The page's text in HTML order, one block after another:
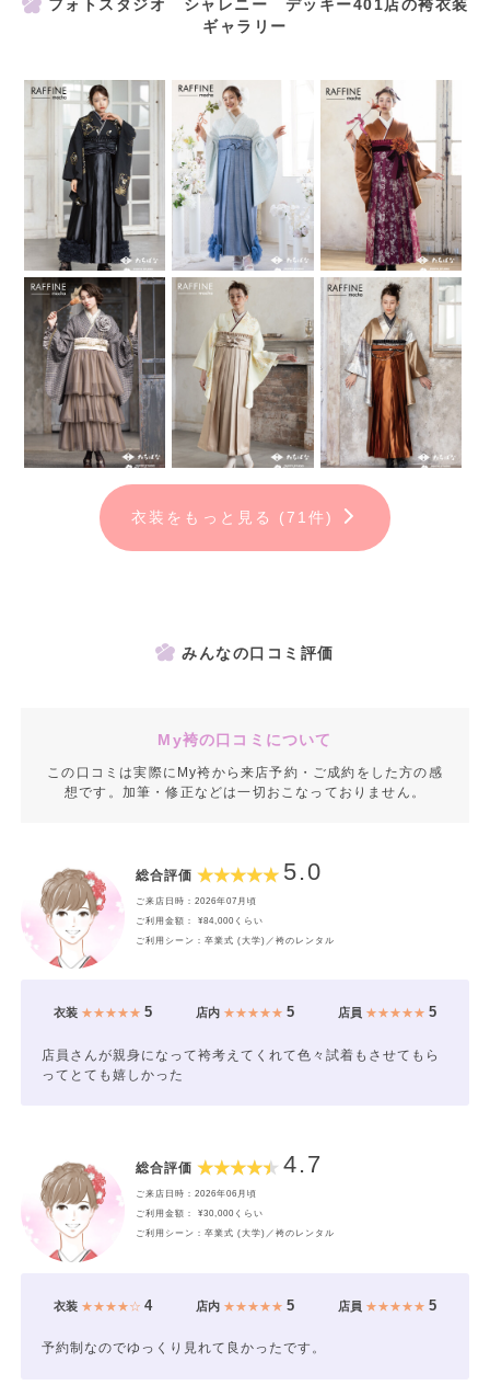
フォトスタジオ シャレニー デッキー401店の袴衣装
ギャラリー
衣装をもっと見る (71件)
みんなの口コミ評価
My袴の口コミについて
この口コミは実際にMy袴から来店予約・ご成約をした方の感
想です。加筆・修正などは一切おこなっておりません。
総合評価 5.0
ご来店日時：2026年07月頃
ご利用金額： ¥84,000くらい
ご利用シーン：卒業式 (大学)／袴のレンタル
衣装★★★★★ 5 店内★★★★★ 5 店員 ★★★★★5
店員さんが親身になって袴考えてくれて色々試着もさせてもら
ってとても嬉しかった
総合評価 4.7
ご来店日時：2026年06月頃
ご利用金額： ¥30,000くらい
ご利用シーン：卒業式 (大学)／袴のレンタル
衣装★★★★☆ 4 店内★★★★★ 5 店員 ★★★★★5
予約制なのでゆっくり見れて良かったです。